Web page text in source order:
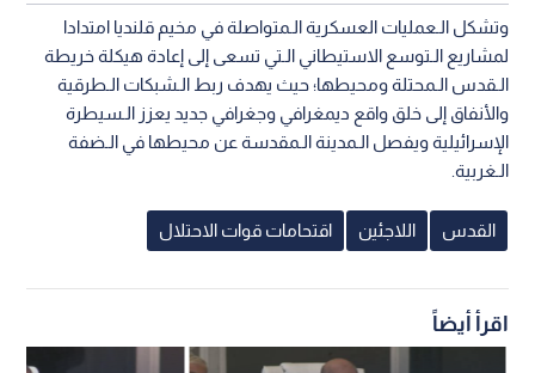
وتشكل الـعمليات العسكرية الـمتواصلة في مخيم قلنديا امتدادا
لمشاريع الـتوسع الاستيطاني الـتي تسعى إلى إعادة هيكلة خريطة
الـقدس الـمحتلة ومحيطها؛ حيث يهدف ربط الـشبكات الـطرقية
والأنفاق إلى خلق واقع ديمغرافي وجغرافي جديد يعزز الـسيطرة
الإسرائيلية ويفصل الـمدينة الـمقدسة عن محيطها في الـضفة
الـغربية.
القدس اللاجئين اقتحامات قوات الاحتلال
اقرأ أيضاً